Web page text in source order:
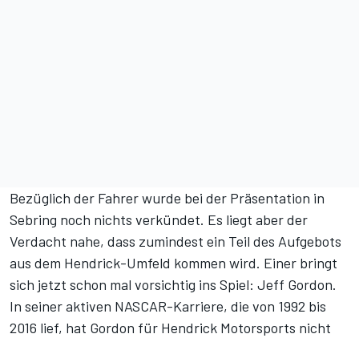
Bezüglich der Fahrer wurde bei der Präsentation in
Sebring noch nichts verkündet. Es liegt aber der
Verdacht nahe, dass zumindest ein Teil des Aufgebots
aus dem Hendrick-Umfeld kommen wird. Einer bringt
sich jetzt schon mal vorsichtig ins Spiel: Jeff Gordon.
In seiner aktiven NASCAR-Karriere, die von 1992 bis
2016 lief, hat Gordon für Hendrick Motorsports nicht